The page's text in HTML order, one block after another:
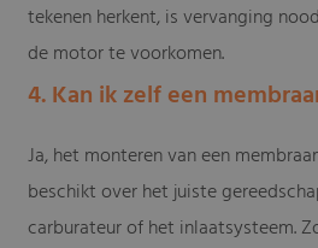
tekenen herkent, is vervanging
de motor te voorkomen.
4. Kan ik zelf een
Ja, het monteren van een
beschikt over het juiste
carburateur of het inlaatsysteem.